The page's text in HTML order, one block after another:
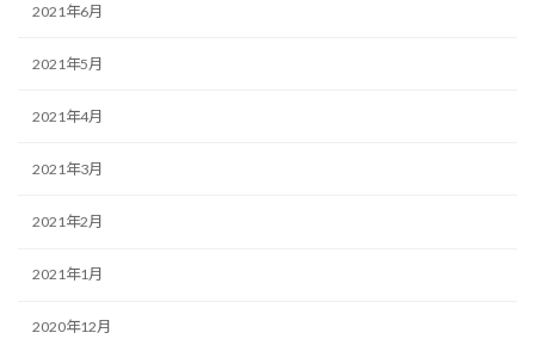
2021年6月
2021年5月
2021年4月
2021年3月
2021年2月
2021年1月
2020年12月